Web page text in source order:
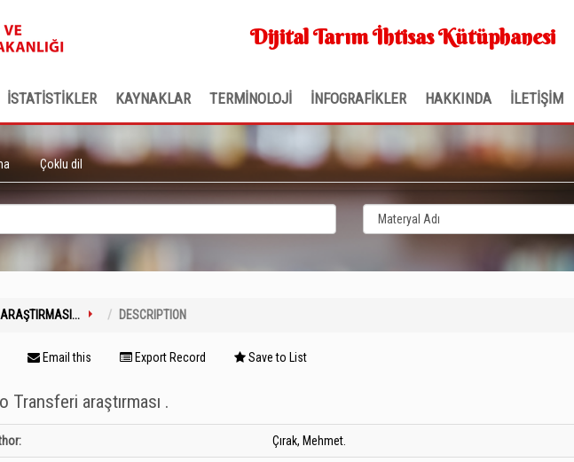
Dijital Tarım İhtisas Kütüphanesi
İSTATİSTİKLER KAYNAKLAR TERMİNOLOJİ İNFOGRAFİKLER HAKKINDA İLETİŞİM
Çoklu dil
DESCRIPTION
Email this Export Record Save to List
Transferi araştırması .
Details Çırak, Mehmet.